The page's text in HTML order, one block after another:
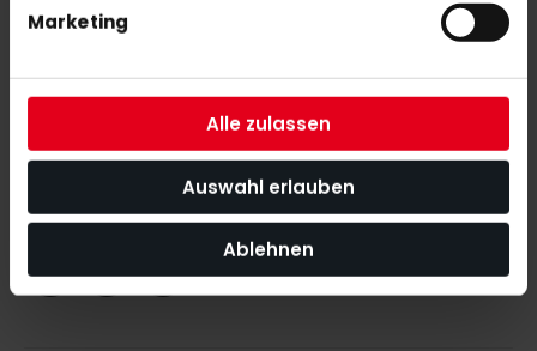
Marketing
Alle zulassen
Auswahl erlauben
Ablehnen
Mit unserem Newsletter seid ihr immer auf den neuesten Stand
was News, Tipps und Rabattaktionen rund um unseren Shop